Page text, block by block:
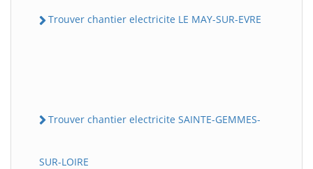
Trouver chantier electricite LE MAY-SUR-EVRE
Trouver chantier electricite SAINTE-GEMMES-
SUR-LOIRE